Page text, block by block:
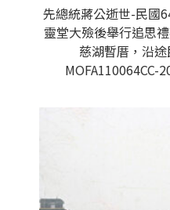
先總統蔣公逝世-民國
靈堂大殮後舉行追思
慈湖暫厝，沿
MOFA110064CC-